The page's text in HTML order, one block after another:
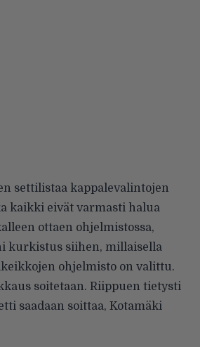
settilistaa kappalevalintojen
kaikki eivät varmasti halua
ottaen ohjelmistossa,
kurkistus siihen, millaisella
ohjelmisto on valittu.
soitetaan. Riippuen tietysti
saadaan soittaa, Kotamäki